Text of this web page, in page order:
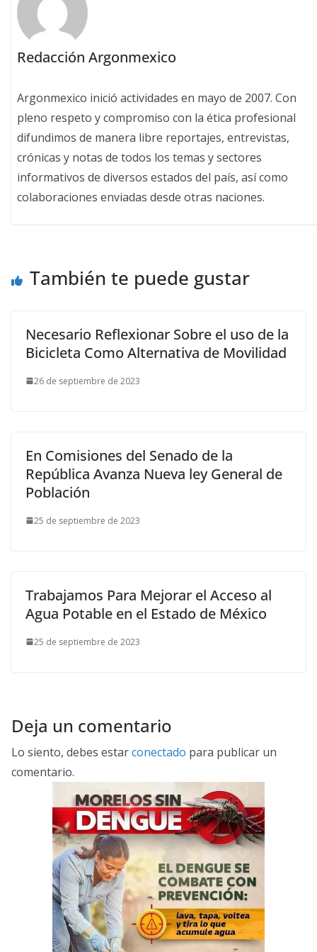
Redacción Argonmexico
Argonmexico inició actividades en mayo de 2007. Con
pleno respeto y compromiso con la ética profesional
difundimos de manera libre reportajes, entrevistas,
crónicas y notas de todos los temas y sectores
informativos de diversos estados del país, así como
colaboraciones enviadas desde otras naciones.
También te puede gustar
Necesario Reflexionar Sobre el uso de la
Bicicleta Como Alternativa de Movilidad
26 de septiembre de 2023
En Comisiones del Senado de la
República Avanza Nueva ley General de
Población
25 de septiembre de 2023
Trabajamos Para Mejorar el Acceso al
Agua Potable en el Estado de México
25 de septiembre de 2023
Deja un comentario
Lo siento, debes estarconectado para publicar un
comentario.